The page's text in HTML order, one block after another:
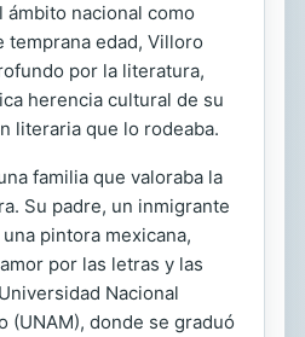
ámbito nacional como
temprana edad, Villoro
por la literatura,
herencia cultural de su
literaria que lo rodeaba.
familia que valoraba la
Su padre, un inmigrante
pintora mexicana,
por las letras y las
Nacional
(UNAM), donde se graduó